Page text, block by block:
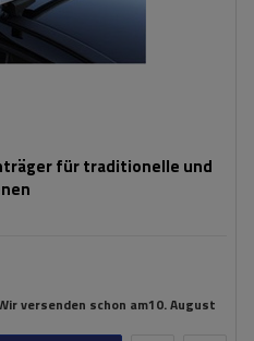
für traditionelle und
versenden schon am10. August